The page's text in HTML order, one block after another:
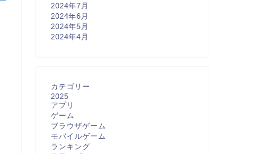
2024年7月
2024年6月
2024年5月
2024年4月
カテゴリー
2025
アプリ
ゲーム
ブラウザゲーム
モバイルゲーム
ランキング